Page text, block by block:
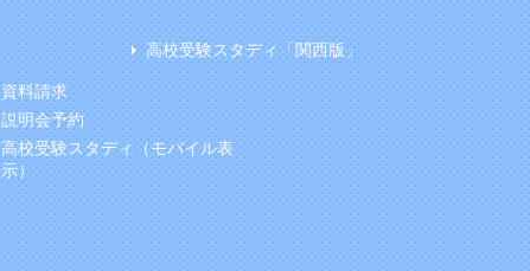
高校受験スタディ「関西版」
資料請求
説明会予約
高校受験スタディ（モバイル表
示）